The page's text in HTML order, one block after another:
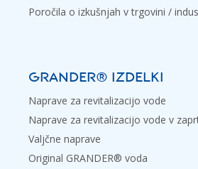
Poročila o izkušnjah v trgovini /
GRANDER® IZDELKI
Naprave za revitalizacijo vode
Naprave za revitalizacijo vode v
Valjčne naprave
Original GRANDER® voda